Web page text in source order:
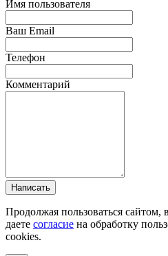
Имя пользователя
Ваш Email
Телефон
Комментарий
Написать
Продолжая пользоваться сайтом,
даете согласие на обработку
cookies.